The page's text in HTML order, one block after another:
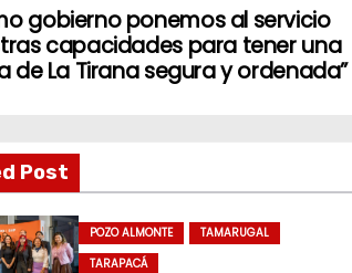
gobierno ponemos al servicio
capacidades para tener una
de La Tirana segura y ordenada”
Post
POZO ALMONTE
TAMARUGAL
TARAPACÁ